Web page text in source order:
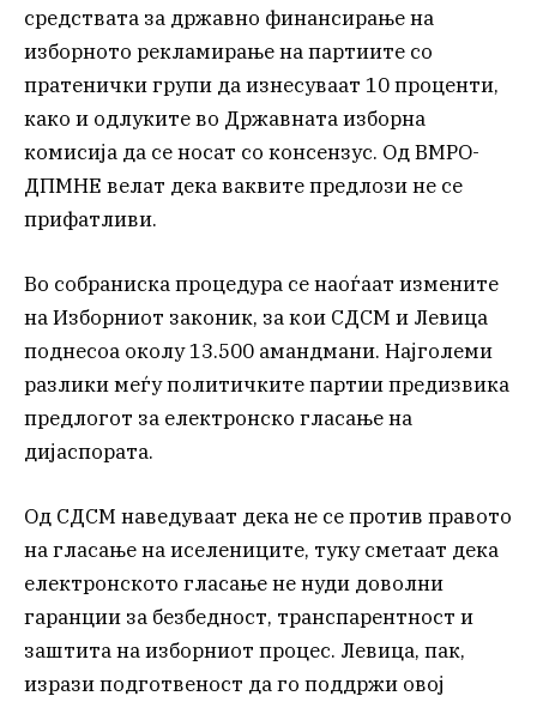
средствата за државно финансирање на
изборното рекламирање на партиите со
пратенички групи да изнесуваат 10 проценти,
како и одлуките во Државната изборна
комисија да се носат со консензус. Од ВМРО-
ДПМНЕ велат дека ваквите предлози не се
прифатливи.
Во собраниска процедура се наоѓаат измените
на Изборниот законик, за кои СДСМ и Левица
поднесоа околу 13.500 амандмани. Најголеми
разлики меѓу политичките партии предизвика
предлогот за електронско гласање на
дијаспората.
Од СДСМ наведуваат дека не се против правото
на гласање на иселениците, туку сметаат дека
електронското гласање не нуди доволни
гаранции за безбедност, транспарентност и
заштита на изборниот процес. Левица, пак,
изрази подготвеност да го поддржи овој